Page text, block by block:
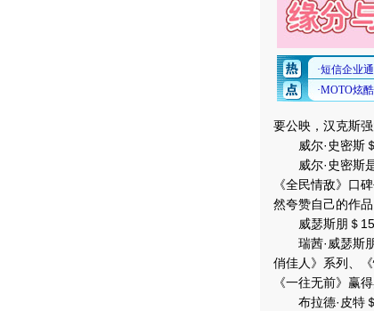
要公映，汉克斯
威尔·史密斯
威尔·史密斯是
《全民情敌》口
然夸赞自己的作
威瑟斯朋＄
瑞茜·威瑟斯朋
俏佳人》系列、
《一往无前》赢
布拉德·皮特